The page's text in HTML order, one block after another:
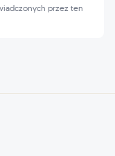
przez ten